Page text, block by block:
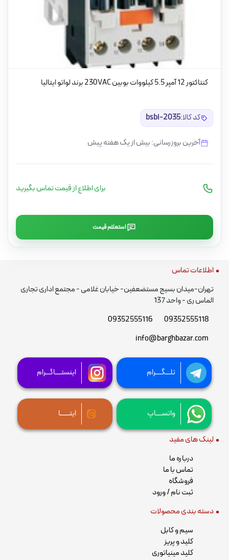
کنتاکتور 12 آمپر 5.5 کیلووات بوبین 230VAC برند لواتو ایتالیا
کد کالا:bsbi-2035
آخرین بروزرسانی: بیش از یک هفته پیش
برای اطلاع از قیمت تماس بگیرید
استعلام قیمت
اطلاعات تماس
تهران-میدان بسیج مستضعفین- خیابان غلامی - مجتمع اداری تجاری
الماس ری - واحد 137
09352555118
09352555116
info@barghbazar.com
تلـــگــــرام اینستــــاگـــرام
واتســــاپ ایتــــــا
لینک های مفید
درباره ما
تماس با ما
فروشگاه
ثبت نام / ورود
دسته بندی محصولات
سیم و کابل
کلید و پریز
کلید مینیاتوری